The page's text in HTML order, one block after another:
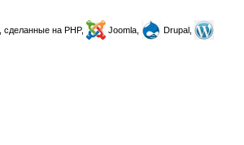
, сделанные на PHP, Joomla,
Drupal,